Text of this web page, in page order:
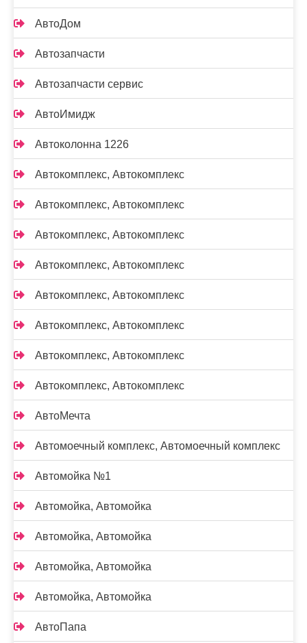
АвтоДом
Автозапчасти
Автозапчасти сервис
АвтоИмидж
Автоколонна 1226
Автокомплекс, Автокомплекс
Автокомплекс, Автокомплекс
Автокомплекс, Автокомплекс
Автокомплекс, Автокомплекс
Автокомплекс, Автокомплекс
Автокомплекс, Автокомплекс
Автокомплекс, Автокомплекс
Автокомплекс, Автокомплекс
АвтоМечта
Автомоечный комплекс, Автомоечный комплекс
Автомойка №1
Автомойка, Автомойка
Автомойка, Автомойка
Автомойка, Автомойка
Автомойка, Автомойка
АвтоПапа